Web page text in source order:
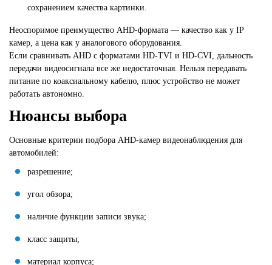
сохранением качества картинки.
Неоспоримое преимущество AHD-формата — качество как у IP
камер, а цена как у аналогового оборудования.
Если сравнивать AHD с форматами HD-TVI и HD-CVI, дальность
передачи видеосигнала все же недостаточная. Нельзя передавать
питание по коаксиальному кабелю, плюс устройство не может
работать автономно.
Нюансы выбора
Основные критерии подбора AHD-камер видеонаблюдения для
автомобилей:
разрешение;
угол обзора;
наличие функции записи звука;
класс защиты;
материал корпуса;